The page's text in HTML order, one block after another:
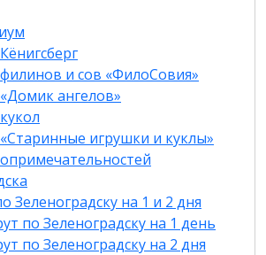
и сов «ФилоСовия»
ангелов»
игрушки и куклы»
Зеленоградску на 1 и 2 дня
по Зеленоградску на 1 день
по Зеленоградску на 2 дня